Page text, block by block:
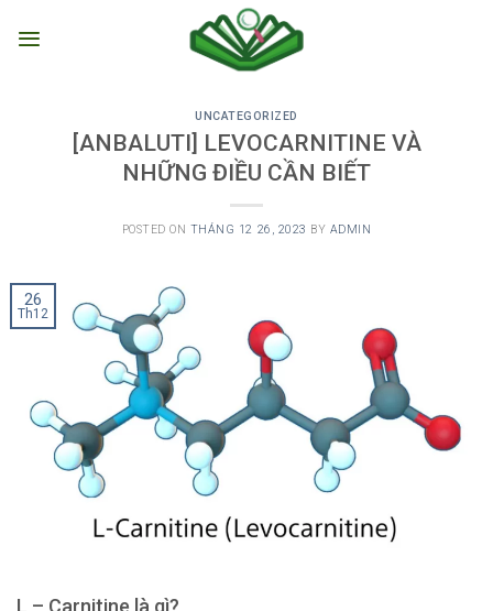
UNCATEGORIZED
[ANBALUTI] LEVOCARNITINE VÀ
NHỮNG ĐIỀU CẦN BIẾT
POSTED ON THÁNG 12 26, 2023 BY ADMIN
26
Th12
L – Carnitine là gì?